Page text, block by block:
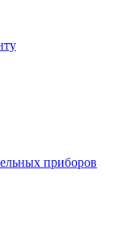
приборов